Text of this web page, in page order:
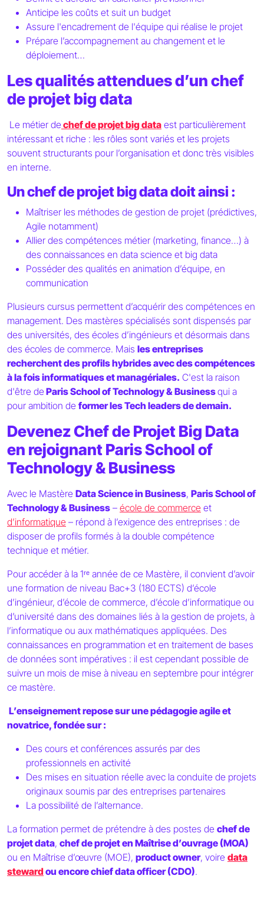
Anticipe les coûts et suit un budget
Assure l'encadrement de l'équipe qui réalise le projet
Prépare l’accompagnement au changement et le
déploiement…
Les qualités attendues d’un chef
de projet big data
Le métier dechef de projet big data est particulièrement
intéressant et riche : les rôles sont variés et les projets
souvent structurants pour l’organisation et donc très visibles
en interne.
Un chef de projet big data doit ainsi :
Maîtriser les méthodes de gestion de projet (prédictives,
Agile notamment)
Allier des compétences métier (marketing, finance…) à
des connaissances en data science et big data
Posséder des qualités en animation d’équipe, en
communication
Plusieurs cursus permettent d’acquérir des compétences en
management. Des mastères spécialisés sont dispensés par
des universités, des écoles d’ingénieurs et désormais dans
des écoles de commerce. Mais les entreprises
recherchent des profils hybrides avec des compétences
à la fois informatiques et managériales. C'est la raison
d'être deParis School of Technology & Businessqui a
pour ambition de former les Tech leaders de demain.
Devenez Chef de Projet Big Data
en rejoignant Paris School of
Technology & Business
Avec le Mastère Data Science in Business, Paris School of
Technology & Business – école de commerce et
d’informatique – répond à l’exigence des entreprises : de
disposer de profils formés à la double compétence
technique et métier.
Pour accéder à la 1ʳᵉ année de ce Mastère, il convient d’avoir
une formation de niveau Bac+3 (180 ECTS) d’école
d’ingénieur, d’école de commerce, d’école d’informatique ou
d’université dans des domaines liés à la gestion de projets, à
l’informatique ou aux mathématiques appliquées. Des
connaissances en programmation et en traitement de bases
de données sont impératives : il est cependant possible de
suivre un mois de mise à niveau en septembre pour intégrer
ce mastère.
L’enseignement repose sur une pédagogie agile et
novatrice, fondée sur :
Des cours et conférences assurés par des
professionnels en activité
Des mises en situation réelle avec la conduite de projets
originaux soumis par des entreprises partenaires
La possibilité de l’alternance.
La formation permet de prétendre à des postes de chef de
projet data, chef de projet en Maîtrise d’ouvrage (MOA)
ou en Maîtrise d’œuvre (MOE), product owner, voire data
stewardou encore chief data officer (CDO).